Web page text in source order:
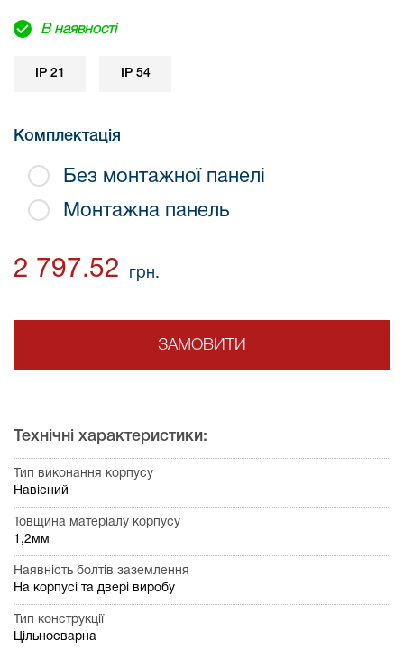
В наявності
IP 21 IP 54
Комплектація
Без монтажної панелі
Монтажна панель
2 797.52 грн.
ЗАМОВИТИ
Технічні характеристики:
Тип виконання корпусу
Навісний
Товщина матеріалу корпусу
1,2мм
Наявність болтів заземлення
На корпусі та двері виробу
Тип конструкції
Цільносварна